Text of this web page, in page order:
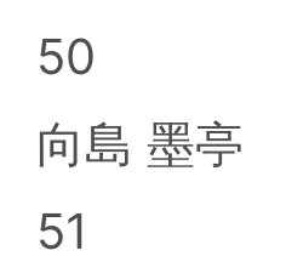
50
向島 墨亭
51